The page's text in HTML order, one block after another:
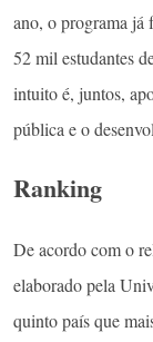
ano, o programa já
52 mil estudantes
intuito é, juntos,
pública e o
Ranking
De acordo com o
elaborado pela
quinto país que